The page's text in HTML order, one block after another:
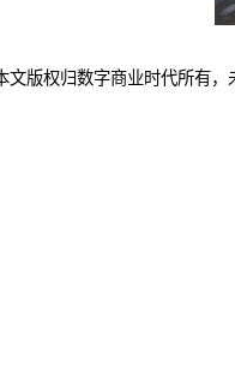
文版权归数字商业时代所有